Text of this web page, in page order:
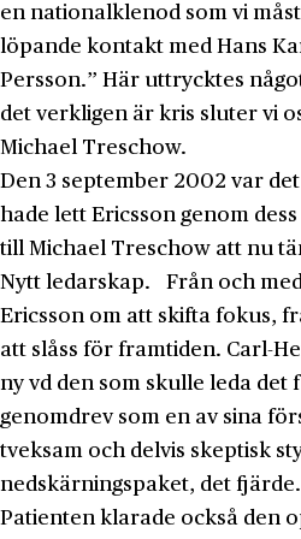
en nationalklenod som vi
löpande kontakt med Hans
Persson.” Här uttrycktes
det verkligen är kris sluter vi
Michael Treschow.
Den 3 september 2002 var
hade lett Ericsson genom
till Michael Treschow att nu
Nytt ledarskap. Från och
Ericsson om att skifta fokus,
att slåss för framtiden. Carl-
ny vd den som skulle leda det
genomdrev som en av sina
tveksam och delvis skeptisk
nedskärningspaket, det fjärde.
Patienten klarade också den